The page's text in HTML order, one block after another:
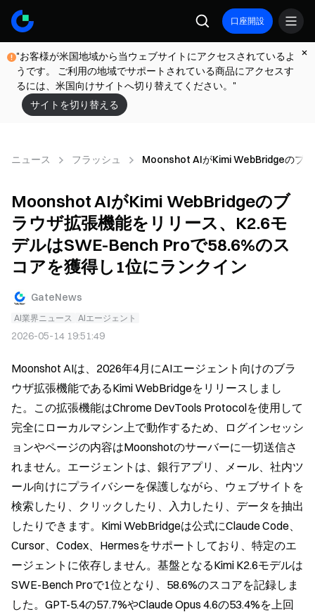
口座開設
"お客様が米国地域から当ウェブサイトにアクセスされているよ
うです。 ご利用の地域でサポートされている商品にアクセスす
るには、米国向けサイトへ切り替えてください。"
サイトを切り替える
ニュース フラッシュ Moonshot AIがKimi WebBridgeのブ
Moonshot AIがKimi WebBridgeのブ
ラウザ拡張機能をリリース、K2.6モ
デルはSWE-Bench Proで58.6%のス
コアを獲得し1位にランクイン
GateNews
AI業界ニュース AIエージェント
2026-05-14 19:51:49
Moonshot AIは、2026年4月にAIエージェント向けのブラ
ウザ拡張機能であるKimi WebBridgeをリリースしまし
た。この拡張機能はChrome DevTools Protocolを使用して
完全にローカルマシン上で動作するため、ログインセッシ
ョンやページの内容はMoonshotのサーバーに一切送信さ
れません。エージェントは、銀行アプリ、メール、社内ツ
ール向けにプライバシーを保護しながら、ウェブサイトを
検索したり、クリックしたり、入力したり、データを抽出
したりできます。Kimi WebBridgeは公式にClaude Code、
Cursor、Codex、Hermesをサポートしており、特定のエ
ージェントに依存しません。基盤となるKimi K2.6モデルは
SWE-Bench Proで1位となり、58.6%のスコアを記録しま
した。GPT-5.4の57.7%やClaude Opus 4.6の53.4%を上回